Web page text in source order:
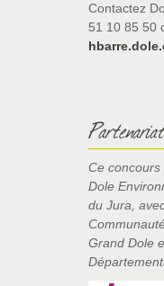
Contactez
51 10 85 50
Partenariat
Ce
Dole
du Jura,
Grand Dole